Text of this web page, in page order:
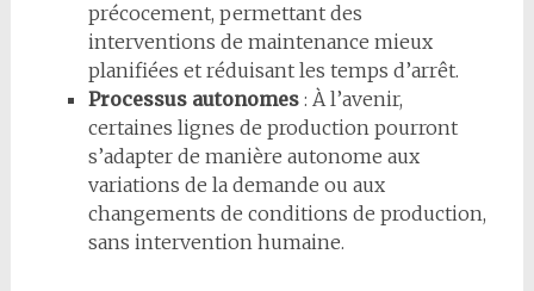
précocement, permettant des
interventions de maintenance mieux
planifiées et réduisant les temps d’arrêt.
Processus autonomes: À l’avenir,
certaines lignes de production pourront
s’adapter de manière autonome aux
variations de la demande ou aux
changements de conditions de production,
sans intervention humaine.